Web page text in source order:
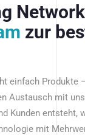
zur
einfach Produkte
Austausch mit
Kunden entsteht,
mit